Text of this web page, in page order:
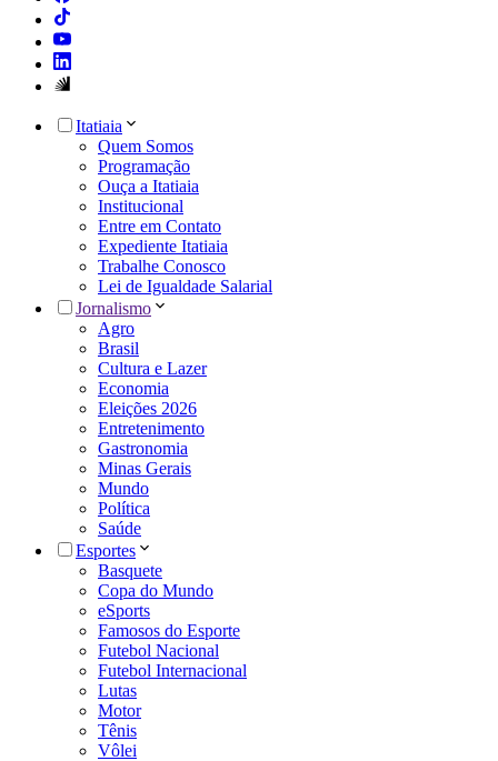
Itatiaia
Quem Somos
Programação
Ouça a Itatiaia
Institucional
Entre em Contato
Expediente Itatiaia
Trabalhe Conosco
Lei de Igualdade Salarial
Jornalismo
Agro
Brasil
Cultura e Lazer
Economia
Eleições 2026
Entretenimento
Gastronomia
Minas Gerais
Mundo
Política
Saúde
Esportes
Basquete
Copa do Mundo
eSports
Famosos do Esporte
Futebol Nacional
Futebol Internacional
Lutas
Motor
Tênis
Vôlei